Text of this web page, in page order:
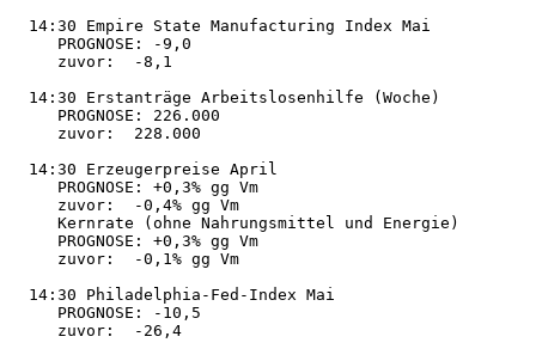
  14:30 Empire State Manufacturing Index Mai
     PROGNOSE: -9,0
     zuvor:  -8,1
  14:30 Erstanträge Arbeitslosenhilfe (Woche)
     PROGNOSE: 226.000
     zuvor:  228.000
  14:30 Erzeugerpreise April
     PROGNOSE: +0,3% gg Vm
     zuvor:  -0,4% gg Vm
     Kernrate (ohne Nahrungsmittel und Energie)
     PROGNOSE: +0,3% gg Vm
     zuvor:  -0,1% gg Vm
  14:30 Philadelphia-Fed-Index Mai
     PROGNOSE: -10,5
     zuvor:  -26,4